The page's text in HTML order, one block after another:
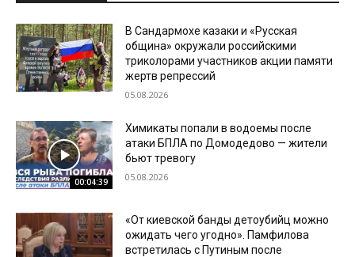
В Сандармохе казаки и «Русская
община» окружали российскими
триколорами участников акции памяти
жертв репрессий
05.08.2026
00:04:39
Химикаты попали в водоемы после
атаки БПЛА по Домодедово — жители
бьют тревогу
05.08.2026
«От киевской банды детоубийц можно
ожидать чего угодно». Памфилова
встретилась с Путиным после